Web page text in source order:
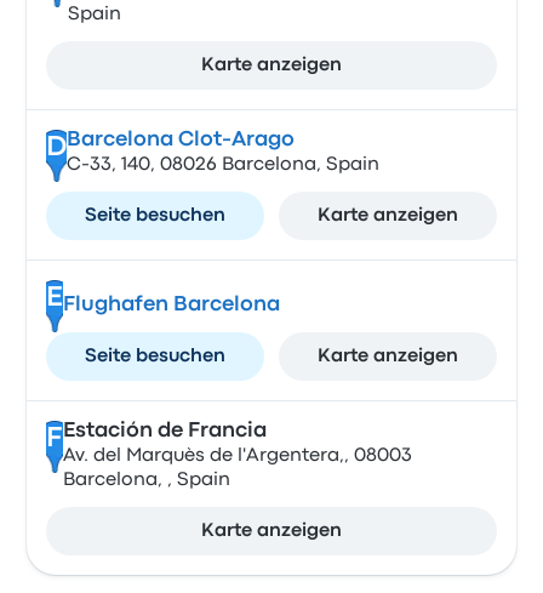
Spain
Karte anzeigen
DBarcelona Clot-Arago
C-33, 140, 08026 Barcelona, Spain
Seite besuchen Karte anzeigen
E Flughafen Barcelona
Seite besuchen Karte anzeigen
F Estación de Francia
Av. del Marquès de l'Argentera,, 08003
Barcelona, , Spain
Karte anzeigen